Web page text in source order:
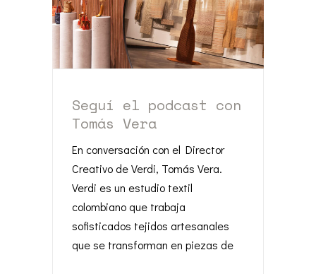
Seguí el podcast con
Tomás Vera
En conversación con el Director
Creativo de Verdi, Tomás Vera.
Verdi es un estudio textil
colombiano que trabaja
sofisticados tejidos artesanales
que se transforman en piezas de